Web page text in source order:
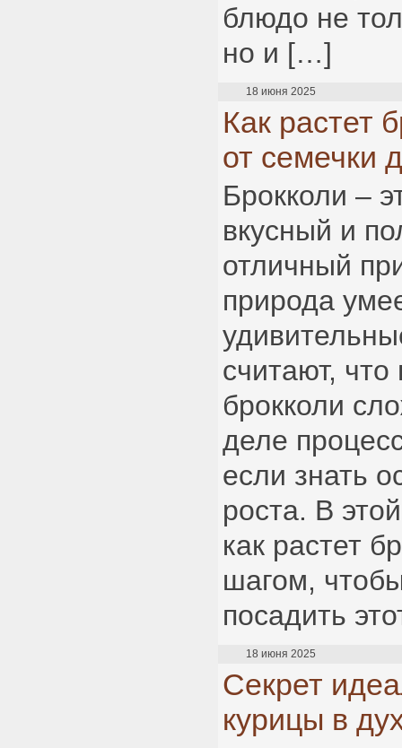
блюдо не
но и […]
18 июня 2025
Как растет
от семечки
Брокколи –
вкусный и
отличный
природа
считают,
брокколи
деле
если знать
роста. В
как растет
шагом,
посадить
18 июня 2025
Секрет
курицы в